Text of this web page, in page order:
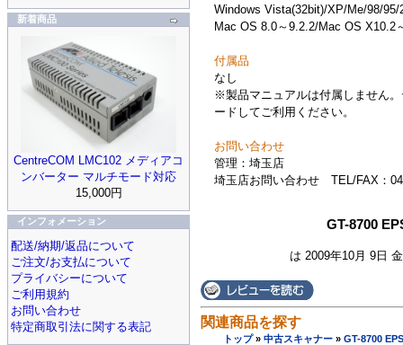
Windows Vista(32bit)/XP/Me/98/95/
Mac OS 8.0～9.2.2/Mac OS X10.2
付属品
なし
※製品マニュアルは付属しません
ードしてご利用ください。
お問い合わせ
管理：埼玉店
埼玉店お問い合わせ TEL/FAX：
GT-8700
は 2009年10月 9日
関連商品を探す
トップ» 中古スキャナー » GT-8700
新着商品
CentreCOM LMC102 メディアコ
ンバーター マルチモード対応
15,000円
インフォメーション
配送/納期/返品について
ご注文/お支払について
プライバシーについて
ご利用規約
お問い合わせ
特定商取引法に関する表記